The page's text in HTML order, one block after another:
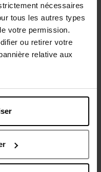
nécessaires
tous les autres types
votre permission.
ou retirer votre
relative aux
50€